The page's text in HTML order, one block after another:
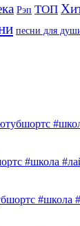
Рэп ТОП
песни для
#школа
#школа